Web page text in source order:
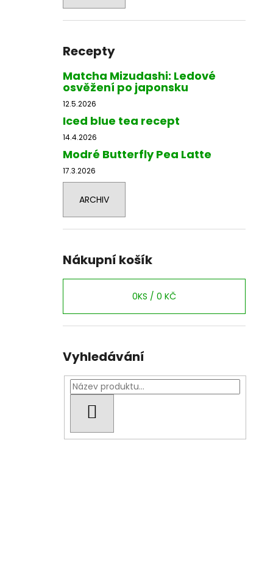
Recepty
Matcha Mizudashi: Ledové
osvěžení po japonsku
12.5.2026
Iced blue tea recept
14.4.2026
Modré Butterfly Pea Latte
17.3.2026
ARCHIV
Nákupní košík
0KS / 0 KČ
Vyhledávání